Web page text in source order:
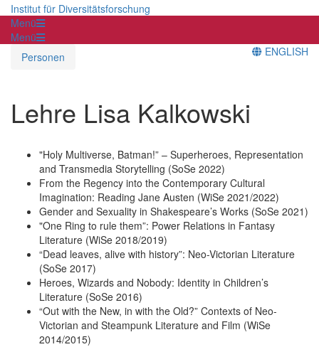
Institut für Diversitätsforschung
Menü
Menü
Personen
ENGLISH
Lehre Lisa Kalkowski
"Holy Multiverse, Batman!” – Superheroes, Representation
and Transmedia Storytelling (SoSe 2022)
From the Regency into the Contemporary Cultural
Imagination: Reading Jane Austen (WiSe 2021/2022)
Gender and Sexuality in Shakespeare’s Works (SoSe 2021)
"One Ring to rule them”: Power Relations in Fantasy
Literature (WiSe 2018/2019)
“Dead leaves, alive with history”: Neo-Victorian Literature
(SoSe 2017)
Heroes, Wizards and Nobody: Identity in Children’s
Literature (SoSe 2016)
“Out with the New, in with the Old?” Contexts of Neo-
Victorian and Steampunk Literature and Film (WiSe
2014/2015)